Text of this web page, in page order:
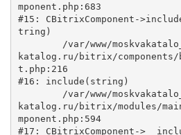
mponent.php:683
#15: CBitrixComponent-
tring)
katalog.ru/bitrix/components/
t.php:216
#16: include(string)
katalog.ru/bitrix/modules/
mponent.php:594
#17: CBitrixComponent-